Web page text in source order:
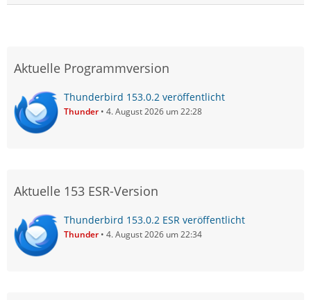
Aktuelle Programmversion
Thunderbird 153.0.2 veröffentlicht
Thunder 4. August 2026 um 22:28
Aktuelle 153 ESR-Version
Thunderbird 153.0.2 ESR veröffentlicht
Thunder 4. August 2026 um 22:34